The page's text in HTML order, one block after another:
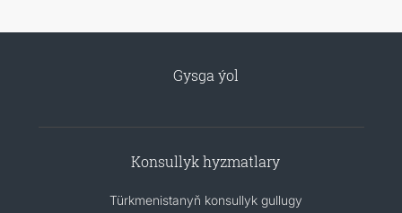
Gysga ýol
Konsullyk hyzmatlary
Türkmenistanyň konsullyk gullugy